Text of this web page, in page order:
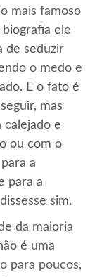
mais famoso
ele
de seduzir
o medo e
E o fato é
mas
calejado e
ou com o
a
para a
sim.
da maioria
é uma
para poucos,